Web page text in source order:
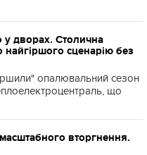
у дворах. Столична
найгіршого сценарію без
опалювальний сезон
що
вторгнення.